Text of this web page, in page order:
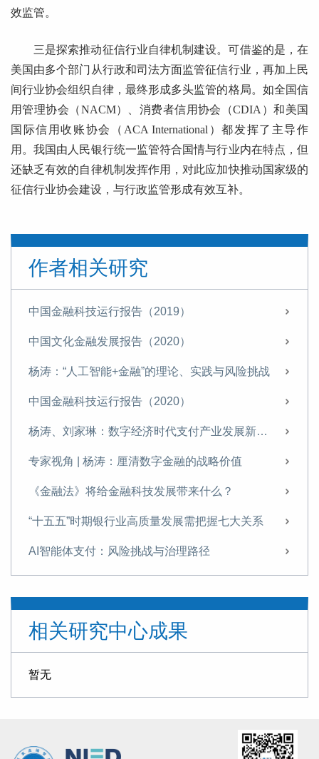
效监管。
三是探索推动征信行业自律机制建设。可借鉴的是，在
美国由多个部门从行政和司法方面监管征信行业，再加上民
间行业协会组织自律，最终形成多头监管的格局。如全国信
用管理协会（NACM）、消费者信用协会（CDIA）和美国
国际信用收账协会（ACA International）都发挥了主导作
用。我国由人民银行统一监管符合国情与行业内在特点，但
还缺乏有效的自律机制发挥作用，对此应加快推动国家级的
征信行业协会建设，与行政监管形成有效互补。
作者相关研究
中国金融科技运行报告（2019）
中国文化金融发展报告（2020）
杨涛：“人工智能+金融”的理论、实践与风险挑战
中国金融科技运行报告（2020）
杨涛、刘家琳：数字经济时代支付产业发展新特征
专家视角 | 杨涛：厘清数字金融的战略价值
《金融法》将给金融科技发展带来什么？
“十五五”时期银行业高质量发展需把握七大关系
AI智能体支付：风险挑战与治理路径
专家视角 | 杨涛：以文旅产业“四元循环”助力扩内需
发展科技金融需破除痛点难点
提升科技金融的精准性与适配性
专家视角 | 《金融投资报》专访杨涛：科技金融是建设金融强国的战略引擎与核心支柱
相关研究中心成果
暂无